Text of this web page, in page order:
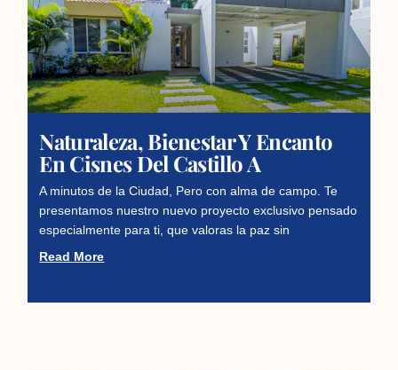
Naturaleza, Bienestar Y Encanto
En Cisnes Del Castillo A
A minutos de la Ciudad, Pero con alma de campo. Te
presentamos nuestro nuevo proyecto exclusivo pensado
especialmente para ti, que valoras la paz sin
Read More